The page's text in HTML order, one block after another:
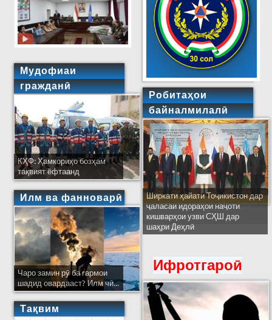
Мудофиаи
гражданӣ
КҲФ: Ҳамкориҳо бозҳам
тақвият ёфтаанд
Илм ва фанноварӣ
Чаро замин рӯ ба гармои
шадид овардааст? Илм чӣ...
Тақвим
Робитаҳои
байналмилалӣ
Ширкати ҳайати Тоҷикистон дар
ҷаласаи идораҳои наҷоти
кишварҳои узви СҲШ дар
шаҳри Деҳлӣ
Ифротгароӣ